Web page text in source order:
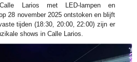
Larios met LED-lampen en
28 november 2025 ontstoken en blijft
tijden (18:30, 20:00, 22:00) zijn er
shows in Calle Larios.